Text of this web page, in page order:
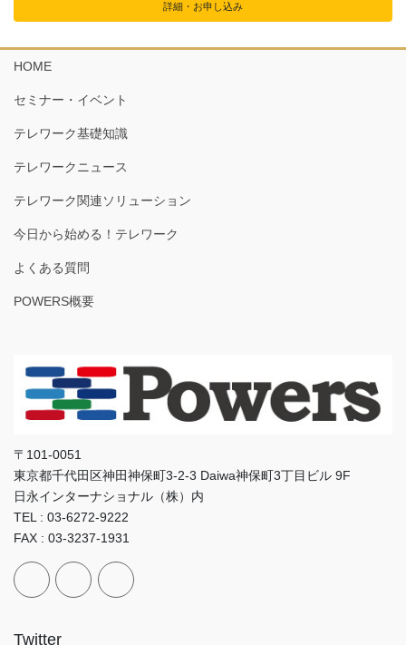
詳細・お申し込み
HOME
セミナー・イベント
テレワーク基礎知識
テレワークニュース
テレワーク関連ソリューション
今日から始める！テレワーク
よくある質問
POWERS概要
〒101-0051
東京都千代田区神田神保町3-2-3 Daiwa神保町3丁目ビル 9F
日永インターナショナル（株）内
TEL : 03-6272-9222
FAX : 03-3237-1931
Twitter